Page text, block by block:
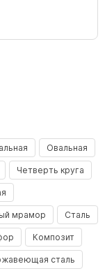
Овальная
Четверть круга
мрамор Сталь
Композит
сталь